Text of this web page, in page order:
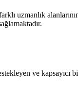
uzmanlık
ve kapsayıcı